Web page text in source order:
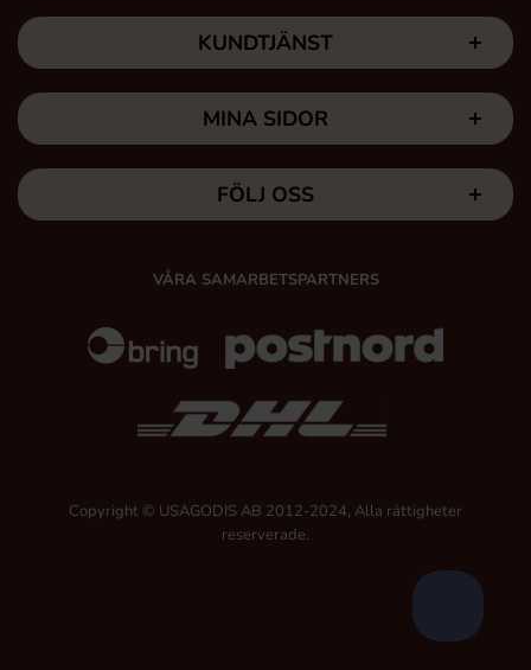
KUNDTJÄNST
MINA SIDOR
FÖLJ OSS
VÅRA SAMARBETSPARTNERS
Copyright © USAGODIS AB 2012-2024, Alla rättigheter
reserverade.